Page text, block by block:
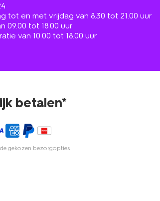
tot en met vrijdag van 8.30 tot 21.00 uur
09.00 tot 18.00 uur
van 10.00 tot 18.00 uur
betalen*
gekozen bezorgopties